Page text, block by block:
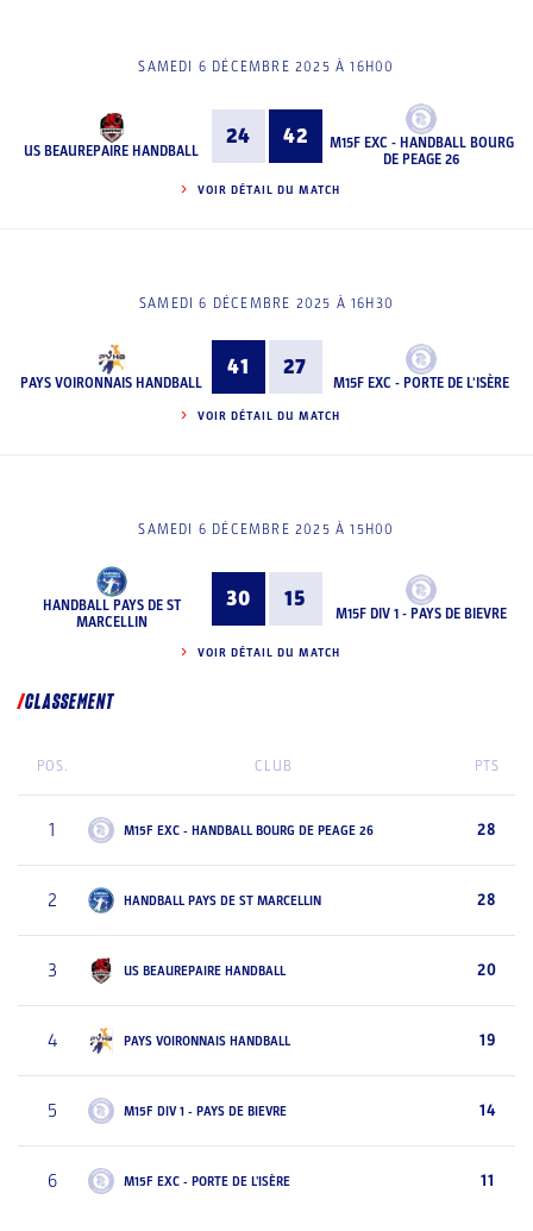
SAMEDI 6 DÉCEMBRE 2025 À 16H00
US BEAUREPAIRE HANDBALL
24 42
M15F EXC - HANDBALL BOURG
DE PEAGE 26
VOIR DÉTAIL DU MATCH
SAMEDI 6 DÉCEMBRE 2025 À 16H30
PAYS VOIRONNAIS HANDBALL
41 27
M15F EXC - PORTE DE L'ISÈRE
VOIR DÉTAIL DU MATCH
SAMEDI 6 DÉCEMBRE 2025 À 15H00
HANDBALL PAYS DE ST
MARCELLIN
30 15
M15F DIV 1 - PAYS DE BIEVRE
VOIR DÉTAIL DU MATCH
CLASSEMENT
POS. CLUB PTS
1 M15F EXC - HANDBALL BOURG DE PEAGE 26 28
2 HANDBALL PAYS DE ST MARCELLIN 28
3 US BEAUREPAIRE HANDBALL 20
4 PAYS VOIRONNAIS HANDBALL 19
5 M15F DIV 1 - PAYS DE BIEVRE 14
6 M15F EXC - PORTE DE L'ISÈRE 11